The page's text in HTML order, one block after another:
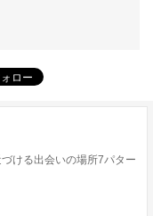
ける出会いの場所7パター